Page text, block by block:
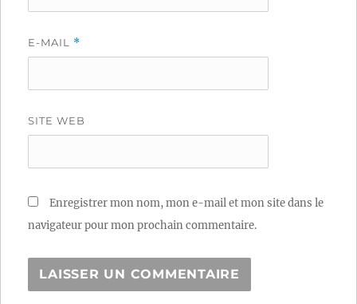
E-MAIL *
SITE WEB
Enregistrer mon nom, mon e-mail et mon site dans le
navigateur pour mon prochain commentaire.